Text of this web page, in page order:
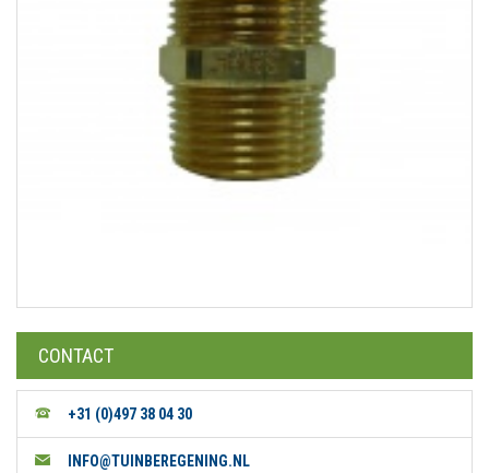
CONTACT
+31 (0)497 38 04 30
INFO@TUINBEREGENING.NL